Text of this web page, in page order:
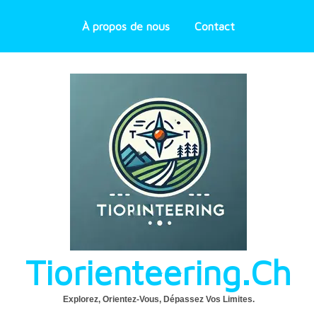
À propos de nous Contact
Tiorienteering.ch
Explorez, Orientez-Vous, Dépassez Vos Limites.